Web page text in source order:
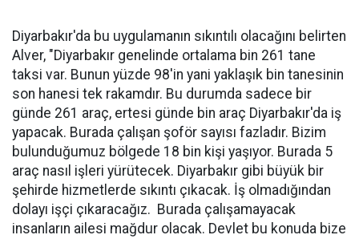
Diyarbakır'da bu uygulamanın sıkıntılı olacağını belirten
Alver, "Diyarbakır genelinde ortalama bin 261 tane
taksi var. Bunun yüzde 98'in yani yaklaşık bin tanesinin
son hanesi tek rakamdır. Bu durumda sadece bir
günde 261 araç, ertesi günde bin araç Diyarbakır'da iş
yapacak. Burada çalışan şoför sayısı fazladır. Bizim
bulunduğumuz bölgede 18 bin kişi yaşıyor. Burada 5
araç nasıl işleri yürütecek. Diyarbakır gibi büyük bir
şehirde hizmetlerde sıkıntı çıkacak. İş olmadığından
dolayı işçi çıkaracağız. Burada çalışamayacak
insanların ailesi mağdur olacak. Devlet bu konuda bize